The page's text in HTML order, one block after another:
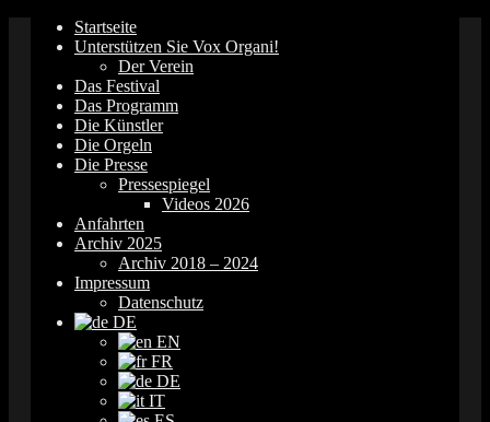
Springe
zum
Startseite
Unterstützen Sie Vox Organi!
Der Verein
Das Festival
Das Programm
Die Künstler
Die Orgeln
Die Presse
Pressespiegel
Videos 2026
Anfahrten
Archiv 2025
Archiv 2018 – 2024
Impressum
Datenschutz
DE
EN
FR
DE
IT